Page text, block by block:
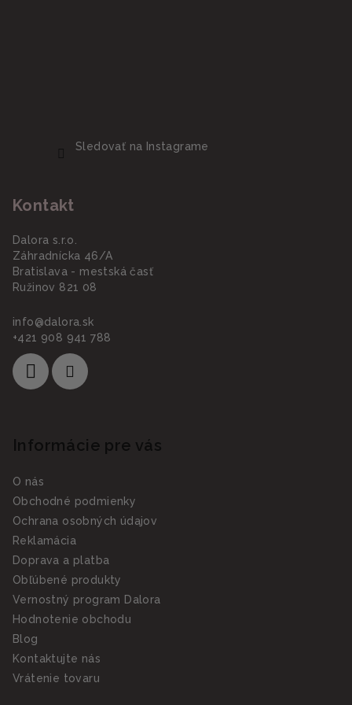
Sledovať na Instagrame
Kontakt
Dalora s.r.o.
Záhradnícka 46/A
Bratislava - mestská časť
Ružinov 821 08
info@dalora.sk
+421 908 941 788
Informácie pre vás
O nás
Obchodné podmienky
Ochrana osobných údajov
Reklamácia
Doprava a platba
Obľúbené produkty
Vernostný program Dalora
Hodnotenie obchodu
Blog
Kontaktujte nás
Vrátenie tovaru